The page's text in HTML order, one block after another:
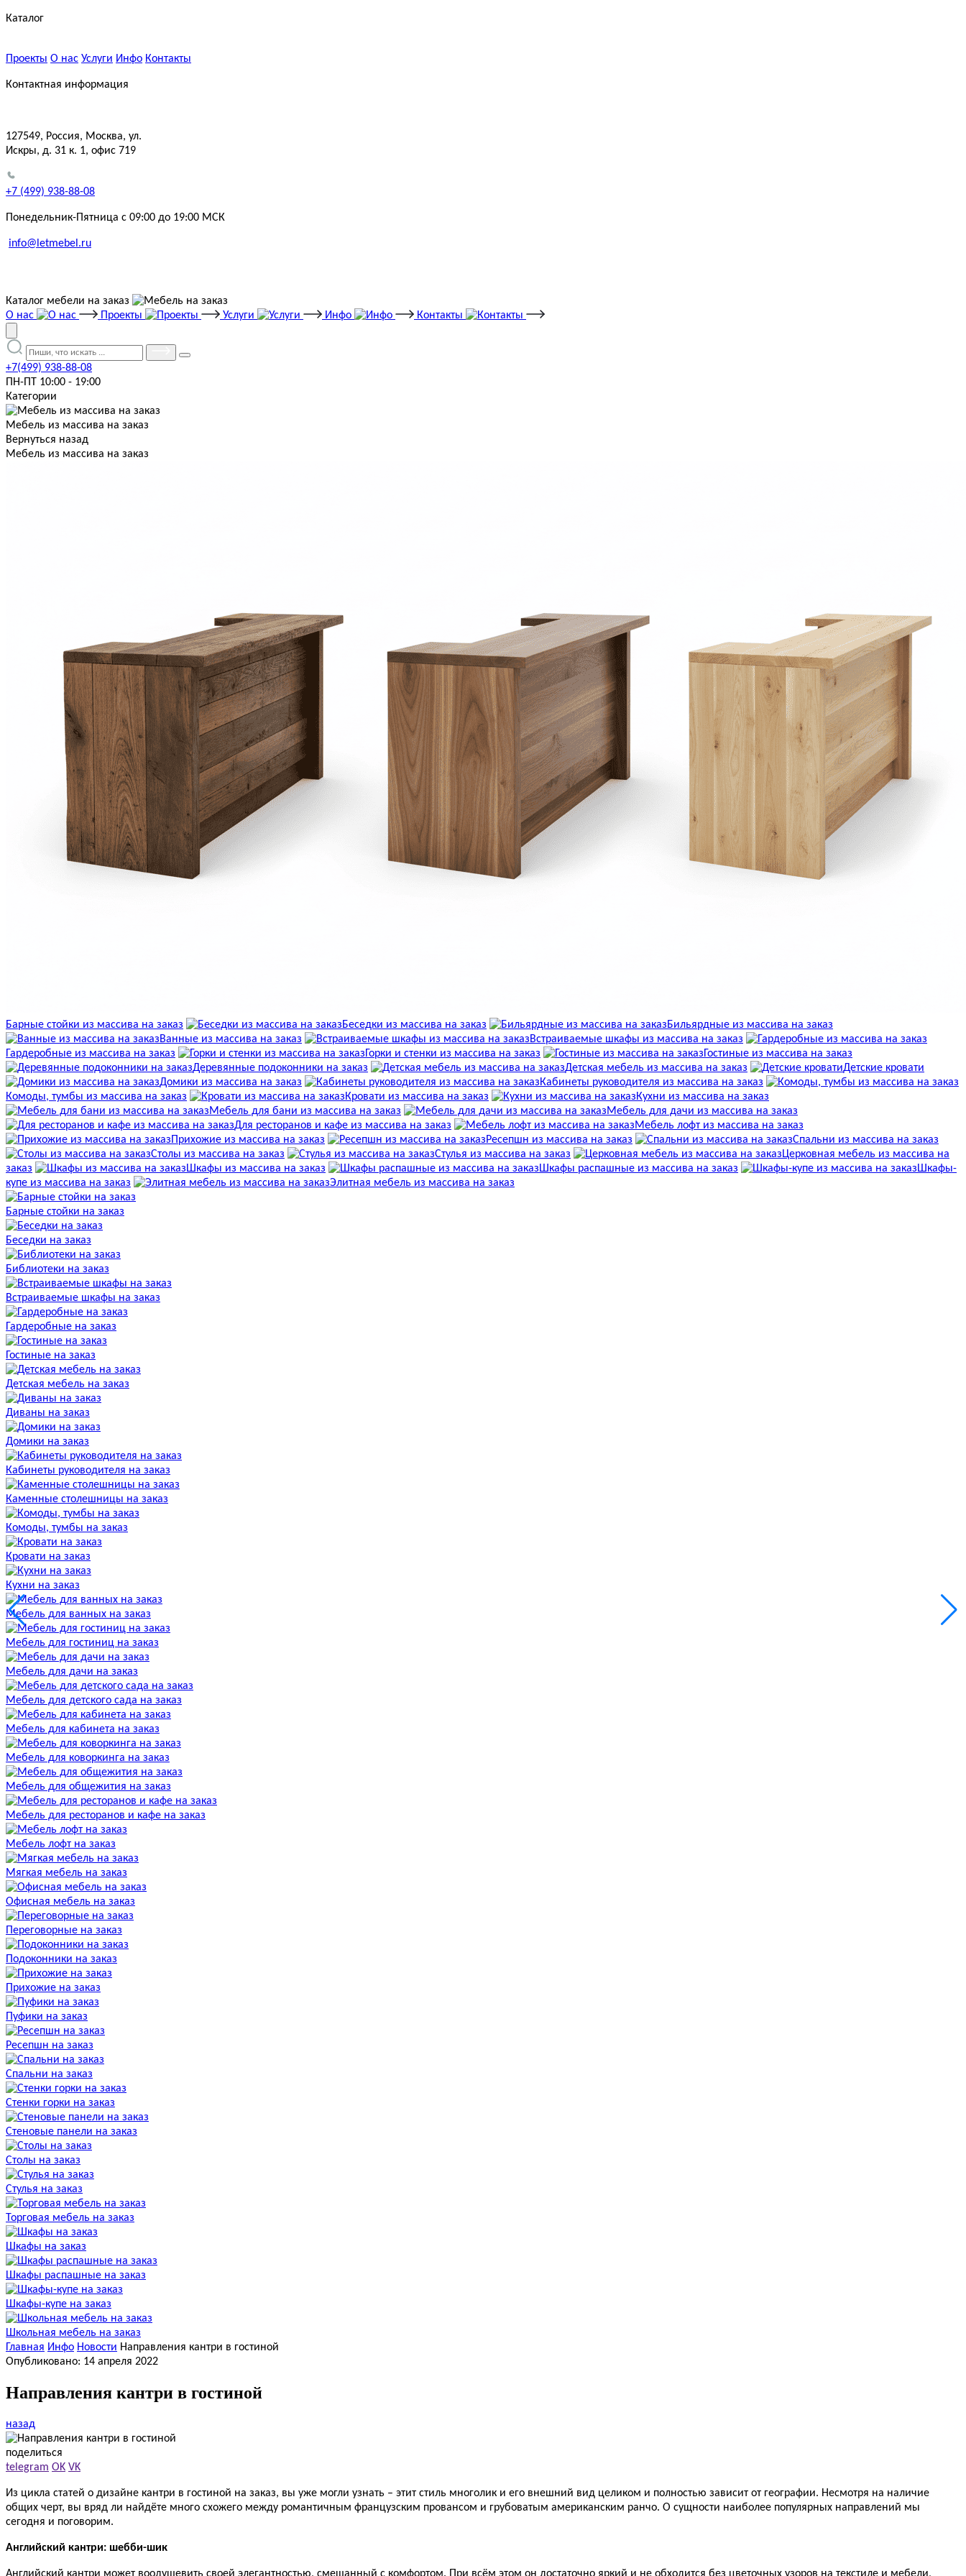
Каталог
Проекты О нас Услуги Инфо Контакты
Контактная информация
127549, Россия, Москва, ул.
Искры, д. 31 к. 1, офис 719
+7 (499) 938-88-08
Понедельник-Пятница с 09:00 до 19:00 МСК
info@letmebel.ru
Каталог мебели на заказ
О нас
Проекты Услуги Инфо Контакты
+7(499) 938-88-08
ПН-ПТ 10:00 - 19:00
Категории
Мебель из массива на заказ
Вернуться назад
Мебель из массива на заказ
Барные стойки из массива на заказ Беседки из массива на заказ
Бильярдные из массива на заказ
Ванные из массива на заказ
Встраиваемые шкафы из массива на заказ
Гардеробные из массива на заказ
Горки и стенки из массива на заказ
Гостиные из массива на заказ
Деревянные подоконники на заказ
Детская мебель из массива на заказ
Детские кровати
Домики из массива на заказ
Кабинеты руководителя из массива на заказ
Комоды, тумбы из массива на заказ
Кровати из массива на заказ
Кухни из массива на заказ
Мебель для бани из массива на заказ
Мебель для дачи из массива на заказ
Для ресторанов и кафе из массива на заказ
Мебель лофт из массива на заказ
Прихожие из массива на заказ
Ресепшн из массива на заказ
Спальни из массива на заказ
Столы из массива на заказ
Стулья из массива на заказ
Церковная мебель из массива на
заказ
Шкафы из массива на заказ Шкафы распашные из массива на заказ
Шкафы-
купе из массива на заказ
Элитная мебель из массива на заказ
Барные стойки на заказ
Беседки на заказ
Библиотеки на заказ
Встраиваемые шкафы на заказ
Гардеробные на заказ
Гостиные на заказ
Детская мебель на заказ
Диваны на заказ
Домики на заказ
Кабинеты руководителя на заказ
Каменные столешницы на заказ
Комоды, тумбы на заказ
Кровати на заказ
Кухни на заказ
Мебель для ванных на заказ
Мебель для гостиниц на заказ
Мебель для дачи на заказ
Мебель для детского сада на заказ
Мебель для кабинета на заказ
Мебель для коворкинга на заказ
Мебель для общежития на заказ
Мебель для ресторанов и кафе на заказ
Мебель лофт на заказ
Мягкая мебель на заказ
Офисная мебель на заказ
Переговорные на заказ
Подоконники на заказ
Прихожие на заказ
Пуфики на заказ
Ресепшн на заказ
Спальни на заказ
Стенки горки на заказ
Стеновые панели на заказ
Столы на заказ
Стулья на заказ
Торговая мебель на заказ
Шкафы на заказ
Шкафы распашные на заказ
Шкафы-купе на заказ
Школьная мебель на заказ
Главная Инфо Новости Направления кантри в гостиной
Опубликовано: 14 апреля 2022
Направления кантри в гостиной
назад
поделиться
telegram OK VK
Из цикла статей о дизайне кантри в гостиной на заказ, вы уже могли узнать – этит стиль многолик и его внешний вид целиком и полностью зависит от географии. Несмотря на наличие
общих черт, вы вряд ли найдёте много схожего между романтичным французским провансом и грубоватым американским ранчо. О сущности наиболее популярных направлений мы
сегодня и поговорим.
Английский кантри: шебби-шик